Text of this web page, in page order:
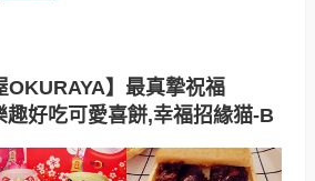
OKURAYA】最真摯祝福
趣好吃可愛喜餅,幸福招緣猫-B